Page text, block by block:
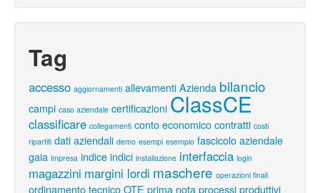
Tag
accesso aggiornamenti allevamentiAzienda bilancio
campi caso aziendale certificazioni ClassCE
classificare collegamenti conto economicocontratti costi
ripartiti dati aziendali demo esempi esempio fascicolo aziendale
gaia impresa indiceindici installazione interfaccia login
magazzini margini lordi maschere operazioni finali
ordinamento tecnicoOTE prima notaprocessi produttivi